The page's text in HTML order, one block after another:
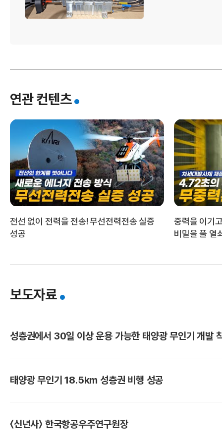
우
주
연
구
연관 컨텐츠
전선 없이 전력을 전송! 무선전력전송 실증
성공
중력을 이기
비밀을 풀 열
보도자료
성층권에서 30일 이상 운용 가능한 태양광 무인기 개발
태양광 무인기 18.5km 성층권 비행 성공
〈신년사〉 한국항공우주연구원장